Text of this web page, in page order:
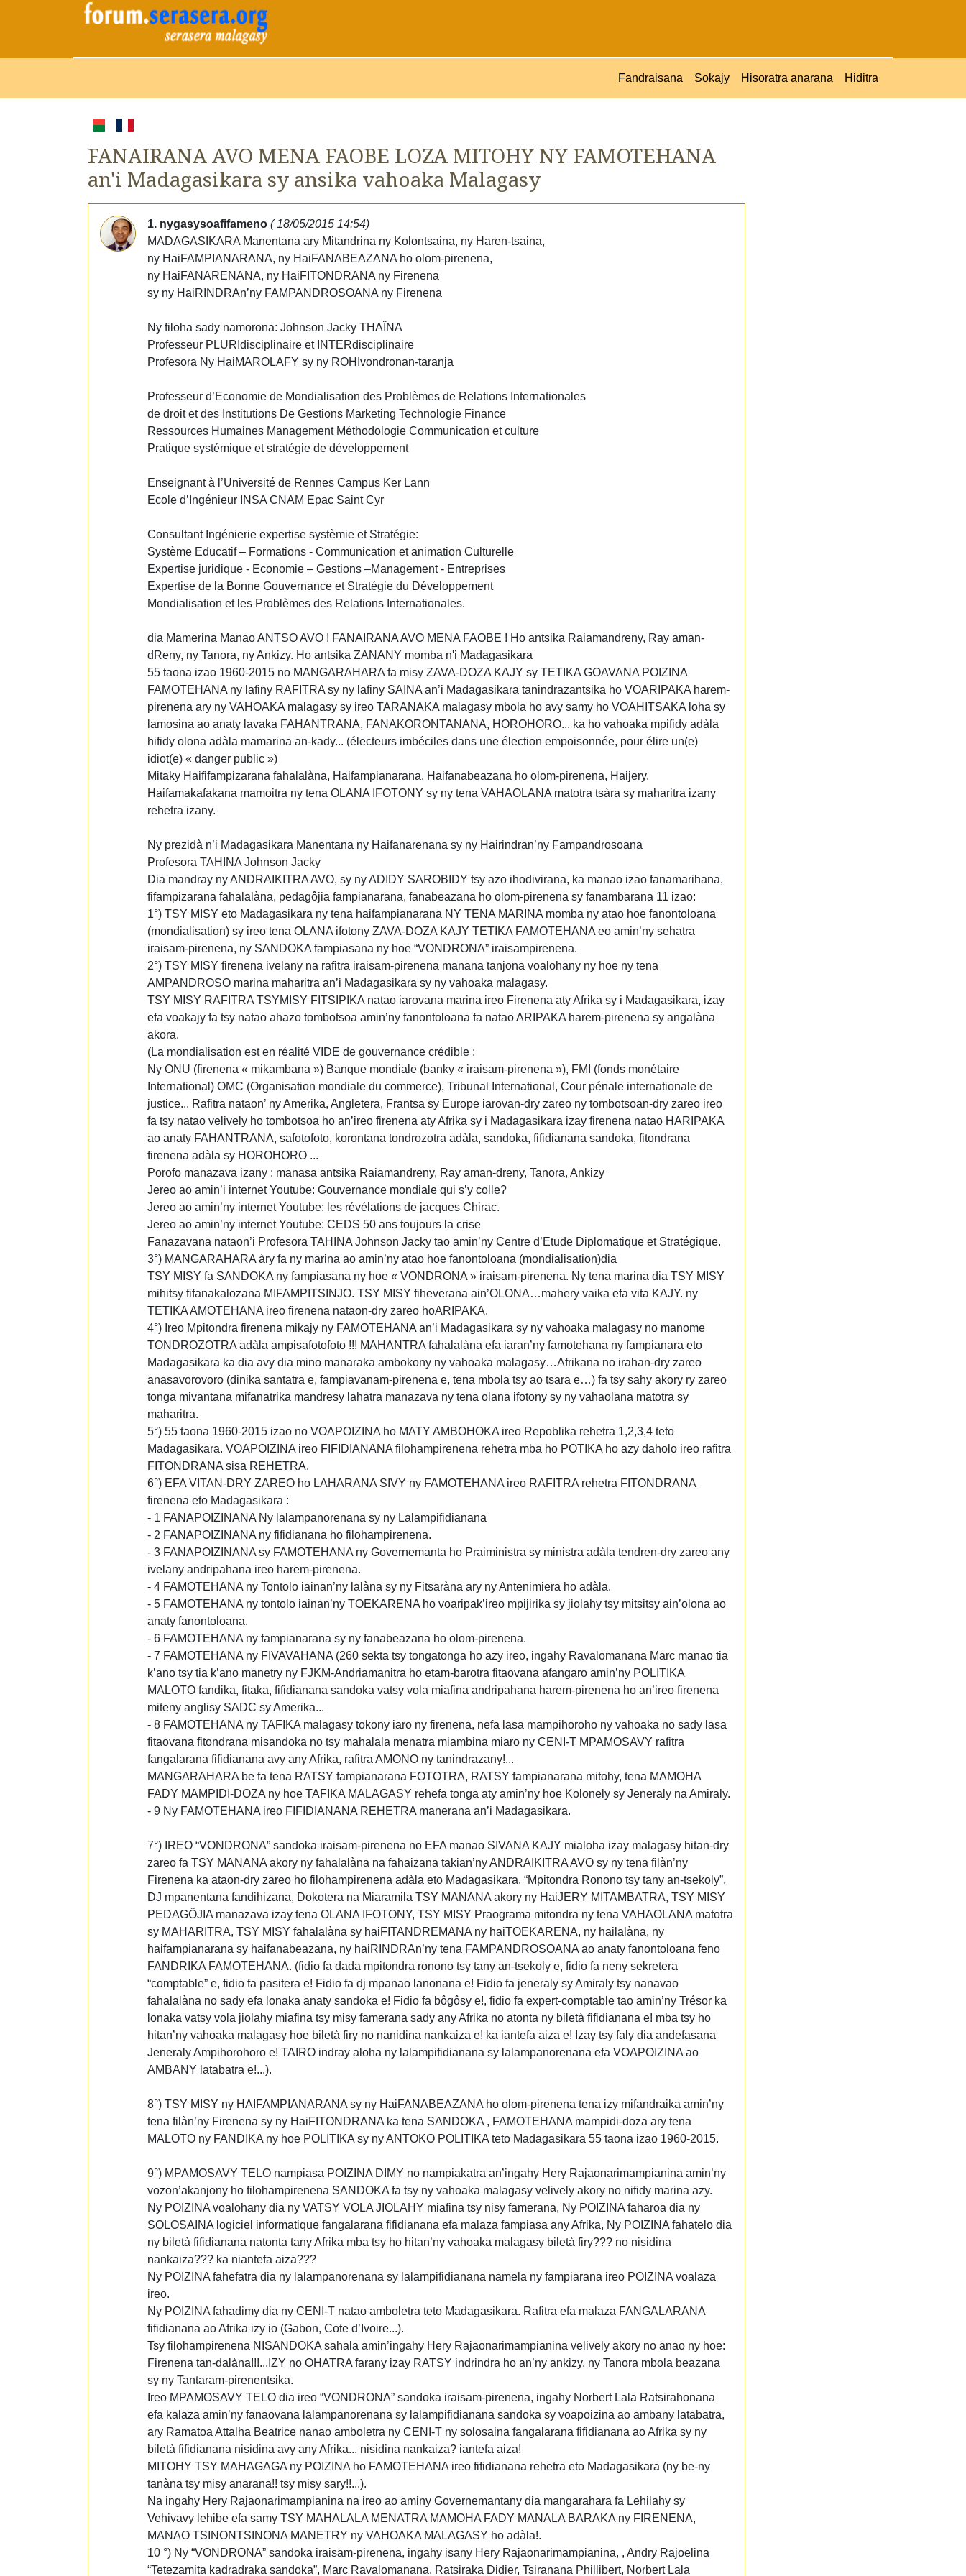
Fandraisana Sokajy Hisoratra anarana Hiditra
FANAIRANA AVO MENA FAOBE LOZA MITOHY NY FAMOTEHANA
an'i Madagasikara sy ansika vahoaka Malagasy
1. nygasysoafifameno ( 18/05/2015 14:54)
MADAGASIKARA Manentana ary Mitandrina ny Kolontsaina, ny Haren-tsaina,
ny HaiFAMPIANARANA, ny HaiFANABEAZANA ho olom-pirenena,
ny HaiFANARENANA, ny HaiFITONDRANA ny Firenena
sy ny HaiRINDRAn’ny FAMPANDROSOANA ny Firenena
Ny filoha sady namorona: Johnson Jacky THAÏNA
Professeur PLURIdisciplinaire et INTERdisciplinaire
Profesora Ny HaiMAROLAFY sy ny ROHIvondronan-taranja
Professeur d’Economie de Mondialisation des Problèmes de Relations Internationales
de droit et des Institutions De Gestions Marketing Technologie Finance
Ressources Humaines Management Méthodologie Communication et culture
Pratique systémique et stratégie de développement
Enseignant à l’Université de Rennes Campus Ker Lann
Ecole d’Ingénieur INSA CNAM Epac Saint Cyr
Consultant Ingénierie expertise systèmie et Stratégie:
Système Educatif – Formations - Communication et animation Culturelle
Expertise juridique - Economie – Gestions –Management - Entreprises
Expertise de la Bonne Gouvernance et Stratégie du Développement
Mondialisation et les Problèmes des Relations Internationales.
dia Mamerina Manao ANTSO AVO ! FANAIRANA AVO MENA FAOBE ! Ho antsika Raiamandreny, Ray aman-
dReny, ny Tanora, ny Ankizy. Ho antsika ZANANY momba n'i Madagasikara
55 taona izao 1960-2015 no MANGARAHARA fa misy ZAVA-DOZA KAJY sy TETIKA GOAVANA POIZINA
FAMOTEHANA ny lafiny RAFITRA sy ny lafiny SAINA an’i Madagasikara tanindrazantsika ho VOARIPAKA harem-
pirenena ary ny VAHOAKA malagasy sy ireo TARANAKA malagasy mbola ho avy samy ho VOAHITSAKA loha sy
lamosina ao anaty lavaka FAHANTRANA, FANAKORONTANANA, HOROHORO... ka ho vahoaka mpifidy adàla
hifidy olona adàla mamarina an-kady... (électeurs imbéciles dans une élection empoisonnée, pour élire un(e)
idiot(e) « danger public »)
Mitaky Haififampizarana fahalalàna, Haifampianarana, Haifanabeazana ho olom-pirenena, Haijery,
Haifamakafakana mamoitra ny tena OLANA IFOTONY sy ny tena VAHAOLANA matotra tsàra sy maharitra izany
rehetra izany.
Ny prezidà n’i Madagasikara Manentana ny Haifanarenana sy ny Hairindran’ny Fampandrosoana
Profesora TAHINA Johnson Jacky
Dia mandray ny ANDRAIKITRA AVO, sy ny ADIDY SAROBIDY tsy azo ihodivirana, ka manao izao fanamarihana,
fifampizarana fahalalàna, pedagôjia fampianarana, fanabeazana ho olom-pirenena sy fanambarana 11 izao:
1°) TSY MISY eto Madagasikara ny tena haifampianarana NY TENA MARINA momba ny atao hoe fanontoloana
(mondialisation) sy ireo tena OLANA ifotony ZAVA-DOZA KAJY TETIKA FAMOTEHANA eo amin’ny sehatra
iraisam-pirenena, ny SANDOKA fampiasana ny hoe “VONDRONA” iraisampirenena.
2°) TSY MISY firenena ivelany na rafitra iraisam-pirenena manana tanjona voalohany ny hoe ny tena
AMPANDROSO marina maharitra an’i Madagasikara sy ny vahoaka malagasy.
TSY MISY RAFITRA TSYMISY FITSIPIKA natao iarovana marina ireo Firenena aty Afrika sy i Madagasikara, izay
efa voakajy fa tsy natao ahazo tombotsoa amin’ny fanontoloana fa natao ARIPAKA harem-pirenena sy angalàna
akora.
(La mondialisation est en réalité VIDE de gouvernance crédible :
Ny ONU (firenena « mikambana ») Banque mondiale (banky « iraisam-pirenena »), FMI (fonds monétaire
International) OMC (Organisation mondiale du commerce), Tribunal International, Cour pénale internationale de
justice... Rafitra nataon’ ny Amerika, Angletera, Frantsa sy Europe iarovan-dry zareo ny tombotsoan-dry zareo ireo
fa tsy natao velively ho tombotsoa ho an’ireo firenena aty Afrika sy i Madagasikara izay firenena natao HARIPAKA
ao anaty FAHANTRANA, safotofoto, korontana tondrozotra adàla, sandoka, fifidianana sandoka, fitondrana
firenena adàla sy HOROHORO ...
Porofo manazava izany : manasa antsika Raiamandreny, Ray aman-dreny, Tanora, Ankizy
Jereo ao amin’i internet Youtube: Gouvernance mondiale qui s’y colle?
Jereo ao amin’ny internet Youtube: les révélations de jacques Chirac.
Jereo ao amin’ny internet Youtube: CEDS 50 ans toujours la crise
Fanazavana nataon’i Profesora TAHINA Johnson Jacky tao amin’ny Centre d’Etude Diplomatique et Stratégique.
3°) MANGARAHARA àry fa ny marina ao amin’ny atao hoe fanontoloana (mondialisation)dia
TSY MISY fa SANDOKA ny fampiasana ny hoe « VONDRONA » iraisam-pirenena. Ny tena marina dia TSY MISY
mihitsy fifanakalozana MIFAMPITSINJO. TSY MISY fiheverana ain’OLONA…mahery vaika efa vita KAJY. ny
TETIKA AMOTEHANA ireo firenena nataon-dry zareo hoARIPAKA.
4°) Ireo Mpitondra firenena mikajy ny FAMOTEHANA an’i Madagasikara sy ny vahoaka malagasy no manome
TONDROZOTRA adàla ampisafotofoto !!! MAHANTRA fahalalàna efa iaran’ny famotehana ny fampianara eto
Madagasikara ka dia avy dia mino manaraka ambokony ny vahoaka malagasy…Afrikana no irahan-dry zareo
anasavorovoro (dinika santatra e, fampiavanam-pirenena e, tena mbola tsy ao tsara e…) fa tsy sahy akory ry zareo
tonga mivantana mifanatrika mandresy lahatra manazava ny tena olana ifotony sy ny vahaolana matotra sy
maharitra.
5°) 55 taona 1960-2015 izao no VOAPOIZINA ho MATY AMBOHOKA ireo Repoblika rehetra 1,2,3,4 teto
Madagasikara. VOAPOIZINA ireo FIFIDIANANA filohampirenena rehetra mba ho POTIKA ho azy daholo ireo rafitra
FITONDRANA sisa REHETRA.
6°) EFA VITAN-DRY ZAREO ho LAHARANA SIVY ny FAMOTEHANA ireo RAFITRA rehetra FITONDRANA
firenena eto Madagasikara :
- 1 FANAPOIZINANA Ny lalampanorenana sy ny Lalampifidianana
- 2 FANAPOIZINANA ny fifidianana ho filohampirenena.
- 3 FANAPOIZINANA sy FAMOTEHANA ny Governemanta ho Praiministra sy ministra adàla tendren-dry zareo any
ivelany andripahana ireo harem-pirenena.
- 4 FAMOTEHANA ny Tontolo iainan’ny lalàna sy ny Fitsaràna ary ny Antenimiera ho adàla.
- 5 FAMOTEHANA ny tontolo iainan’ny TOEKARENA ho voaripak’ireo mpijirika sy jiolahy tsy mitsitsy ain’olona ao
anaty fanontoloana.
- 6 FAMOTEHANA ny fampianarana sy ny fanabeazana ho olom-pirenena.
- 7 FAMOTEHANA ny FIVAVAHANA (260 sekta tsy tongatonga ho azy ireo, ingahy Ravalomanana Marc manao tia
k’ano tsy tia k’ano manetry ny FJKM-Andriamanitra ho etam-barotra fitaovana afangaro amin’ny POLITIKA
MALOTO fandika, fitaka, fifidianana sandoka vatsy vola miafina andripahana harem-pirenena ho an’ireo firenena
miteny anglisy SADC sy Amerika...
- 8 FAMOTEHANA ny TAFIKA malagasy tokony iaro ny firenena, nefa lasa mampihoroho ny vahoaka no sady lasa
fitaovana fitondrana misandoka no tsy mahalala menatra miambina miaro ny CENI-T MPAMOSAVY rafitra
fangalarana fifidianana avy any Afrika, rafitra AMONO ny tanindrazany!...
MANGARAHARA be fa tena RATSY fampianarana FOTOTRA, RATSY fampianarana mitohy, tena MAMOHA
FADY MAMPIDI-DOZA ny hoe TAFIKA MALAGASY rehefa tonga aty amin’ny hoe Kolonely sy Jeneraly na Amiraly.
- 9 Ny FAMOTEHANA ireo FIFIDIANANA REHETRA manerana an’i Madagasikara.
7°) IREO “VONDRONA” sandoka iraisam-pirenena no EFA manao SIVANA KAJY mialoha izay malagasy hitan-dry
zareo fa TSY MANANA akory ny fahalalàna na fahaizana takian’ny ANDRAIKITRA AVO sy ny tena filàn’ny
Firenena ka ataon-dry zareo ho filohampirenena adàla eto Madagasikara. “Mpitondra Ronono tsy tany an-tsekoly”,
DJ mpanentana fandihizana, Dokotera na Miaramila TSY MANANA akory ny HaiJERY MITAMBATRA, TSY MISY
PEDAGÔJIA manazava izay tena OLANA IFOTONY, TSY MISY Praograma mitondra ny tena VAHAOLANA matotra
sy MAHARITRA, TSY MISY fahalalàna sy haiFITANDREMANA ny haiTOEKARENA, ny hailalàna, ny
haifampianarana sy haifanabeazana, ny haiRINDRAn’ny tena FAMPANDROSOANA ao anaty fanontoloana feno
FANDRIKA FAMOTEHANA. (fidio fa dada mpitondra ronono tsy tany an-tsekoly e, fidio fa neny sekretera
“comptable” e, fidio fa pasitera e! Fidio fa dj mpanao lanonana e! Fidio fa jeneraly sy Amiraly tsy nanavao
fahalalàna no sady efa lonaka anaty sandoka e! Fidio fa bôgôsy e!, fidio fa expert-comptable tao amin’ny Trésor ka
lonaka vatsy vola jiolahy miafina tsy misy famerana sady any Afrika no atonta ny biletà fifidianana e! mba tsy ho
hitan’ny vahoaka malagasy hoe biletà firy no nanidina nankaiza e! ka iantefa aiza e! Izay tsy faly dia andefasana
Jeneraly Ampihorohoro e! TAIRO indray aloha ny lalampifidianana sy lalampanorenana efa VOAPOIZINA ao
AMBANY latabatra e!...).
8°) TSY MISY ny HAIFAMPIANARANA sy ny HaiFANABEAZANA ho olom-pirenena tena izy mifandraika amin’ny
tena filàn’ny Firenena sy ny HaiFITONDRANA ka tena SANDOKA , FAMOTEHANA mampidi-doza ary tena
MALOTO ny FANDIKA ny hoe POLITIKA sy ny ANTOKO POLITIKA teto Madagasikara 55 taona izao 1960-2015.
9°) MPAMOSAVY TELO nampiasa POIZINA DIMY no nampiakatra an’ingahy Hery Rajaonarimampianina amin’ny
vozon’akanjony ho filohampirenena SANDOKA fa tsy ny vahoaka malagasy velively akory no nifidy marina azy.
Ny POIZINA voalohany dia ny VATSY VOLA JIOLAHY miafina tsy nisy famerana, Ny POIZINA faharoa dia ny
SOLOSAINA logiciel informatique fangalarana fifidianana efa malaza fampiasa any Afrika, Ny POIZINA fahatelo dia
ny biletà fifidianana natonta tany Afrika mba tsy ho hitan’ny vahoaka malagasy biletà firy??? no nisidina
nankaiza??? ka niantefa aiza???
Ny POIZINA fahefatra dia ny lalampanorenana sy lalampifidianana namela ny fampiarana ireo POIZINA voalaza
ireo.
Ny POIZINA fahadimy dia ny CENI-T natao amboletra teto Madagasikara. Rafitra efa malaza FANGALARANA
fifidianana ao Afrika izy io (Gabon, Cote d’Ivoire...).
Tsy filohampirenena NISANDOKA sahala amin’ingahy Hery Rajaonarimampianina velively akory no anao ny hoe:
Firenena tan-dalàna!!!...IZY no OHATRA farany izay RATSY indrindra ho an’ny ankizy, ny Tanora mbola beazana
sy ny Tantaram-pirenentsika.
Ireo MPAMOSAVY TELO dia ireo “VONDRONA” sandoka iraisam-pirenena, ingahy Norbert Lala Ratsirahonana
efa kalaza amin’ny fanaovana lalampanorenana sy lalampifidianana sandoka sy voapoizina ao ambany latabatra,
ary Ramatoa Attalha Beatrice nanao amboletra ny CENI-T ny solosaina fangalarana fifidianana ao Afrika sy ny
biletà fifidianana nisidina avy any Afrika... nisidina nankaiza? iantefa aiza!
MITOHY TSY MAHAGAGA ny POIZINA ho FAMOTEHANA ireo fifidianana rehetra eto Madagasikara (ny be-ny
tanàna tsy misy anarana!! tsy misy sary!!...).
Na ingahy Hery Rajaonarimampianina na ireo ao aminy Governemantany dia mangarahara fa Lehilahy sy
Vehivavy lehibe efa samy TSY MAHALALA MENATRA MAMOHA FADY MANALA BARAKA ny FIRENENA,
MANAO TSINONTSINONA MANETRY ny VAHOAKA MALAGASY ho adàla!.
10 °) Ny “VONDRONA” sandoka iraisam-pirenena, ingahy isany Hery Rajaonarimampianina, , Andry Rajoelina
“Tetezamita kadradraka sandoka”, Marc Ravalomanana, Ratsiraka Didier, Tsiranana Phillibert, Norbert Lala